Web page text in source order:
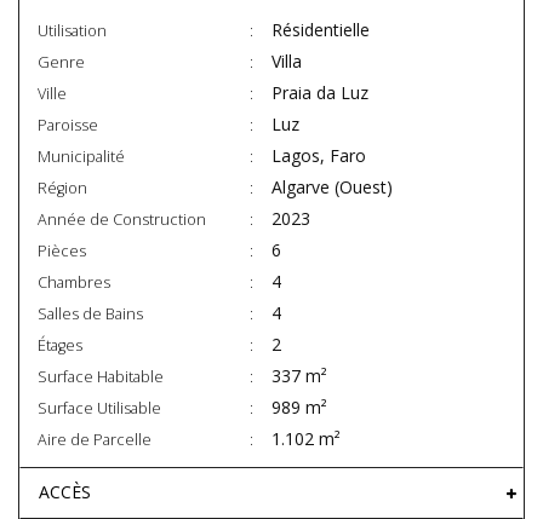
Utilisation Résidentielle
Genre Villa
Ville Praia da Luz
Paroisse Luz
Municipalité Lagos, Faro
Région Algarve (Ouest)
Année de Construction 2023
Pièces 6
Chambres 4
Salles de Bains 4
Étages 2
Surface Habitable 337 m²
Surface Utilisable 989 m²
Aire de Parcelle 1.102 m²
ACCÈS